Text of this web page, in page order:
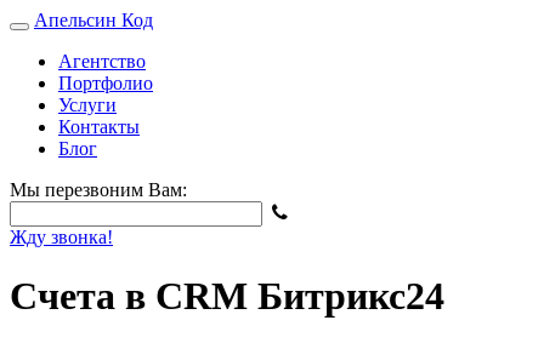
Апельсин Код
Агентство
Портфолио
Услуги
Контакты
Блог
Мы перезвоним Вам:
Жду звонка!
Счета в CRM Битрикс24